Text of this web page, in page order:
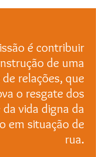
é contribuir
de uma
de relações, que
o resgate dos
vida digna da
em situação de
rua.